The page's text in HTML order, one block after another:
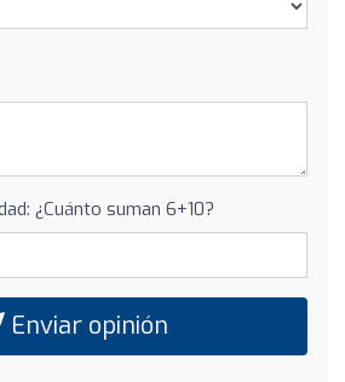
¿Cuánto suman 6+10?
Enviar opinión